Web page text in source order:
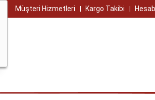
Müşteri Hizmetleri Kargo Takibi